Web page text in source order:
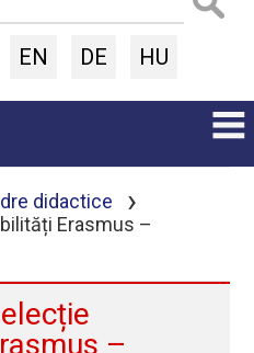
EN DE HU
didactice ›
Erasmus –
–